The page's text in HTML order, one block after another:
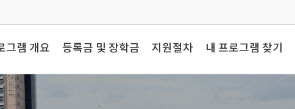
그램 개요 등록금 및 장학금 지원절차 내 프로그램 찾기